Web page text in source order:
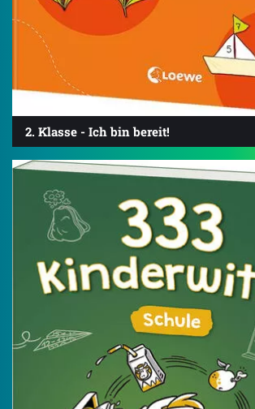
2. Klasse - Ich bin bereit!